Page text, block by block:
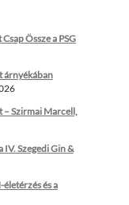
Össze a PSG
árnyékában
– Szirmai Marcell,
Szegedi Gin &
és a